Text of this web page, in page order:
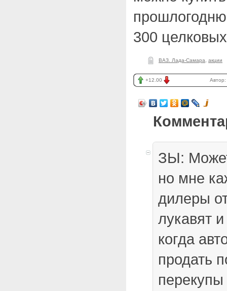
300
ВАЗ. Лада-Самара акции
+12.00 Автор:
ЗЫ:
но мне
дилеры
лукавят
когда
продать